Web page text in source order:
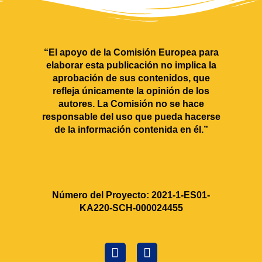
“El apoyo de la Comisión Europea para
elaborar esta publicación no implica la
aprobación de sus contenidos, que
refleja únicamente la opinión de los
autores. La Comisión no se hace
responsable del uso que pueda hacerse
de la información contenida en él.”
Número del Proyecto: 2021‐1‐ES01‐
KA220‐SCH‐000024455
F
C